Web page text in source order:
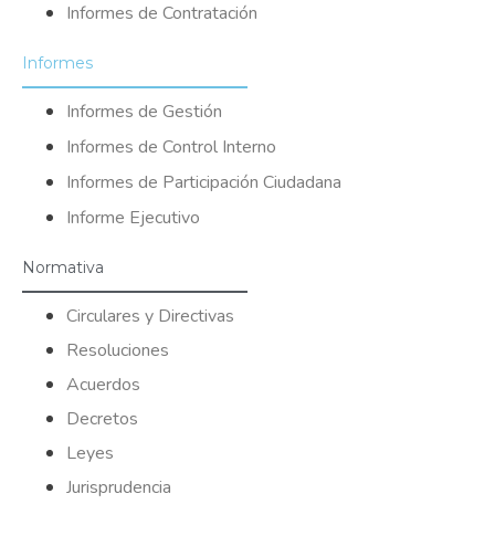
Informes de Contratación
Informes
Informes de Gestión
Informes de Control Interno
Informes de Participación Ciudadana
Informe Ejecutivo
Normativa
Circulares y Directivas
Resoluciones
Acuerdos
Decretos
Leyes
Jurisprudencia